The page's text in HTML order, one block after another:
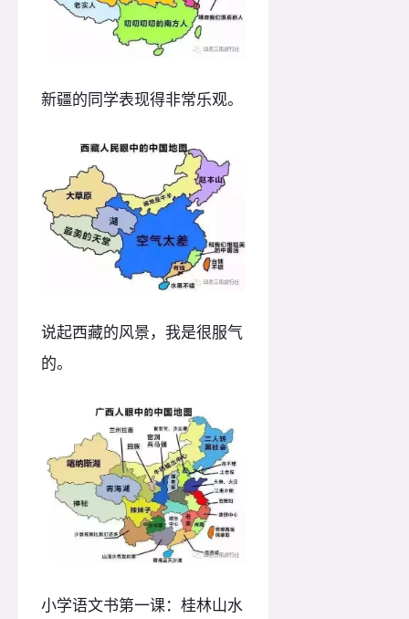
新疆的同学表现得非常乐观。
说起西藏的风景，我是很服气
的。
小学语文书第一课：桂林山水